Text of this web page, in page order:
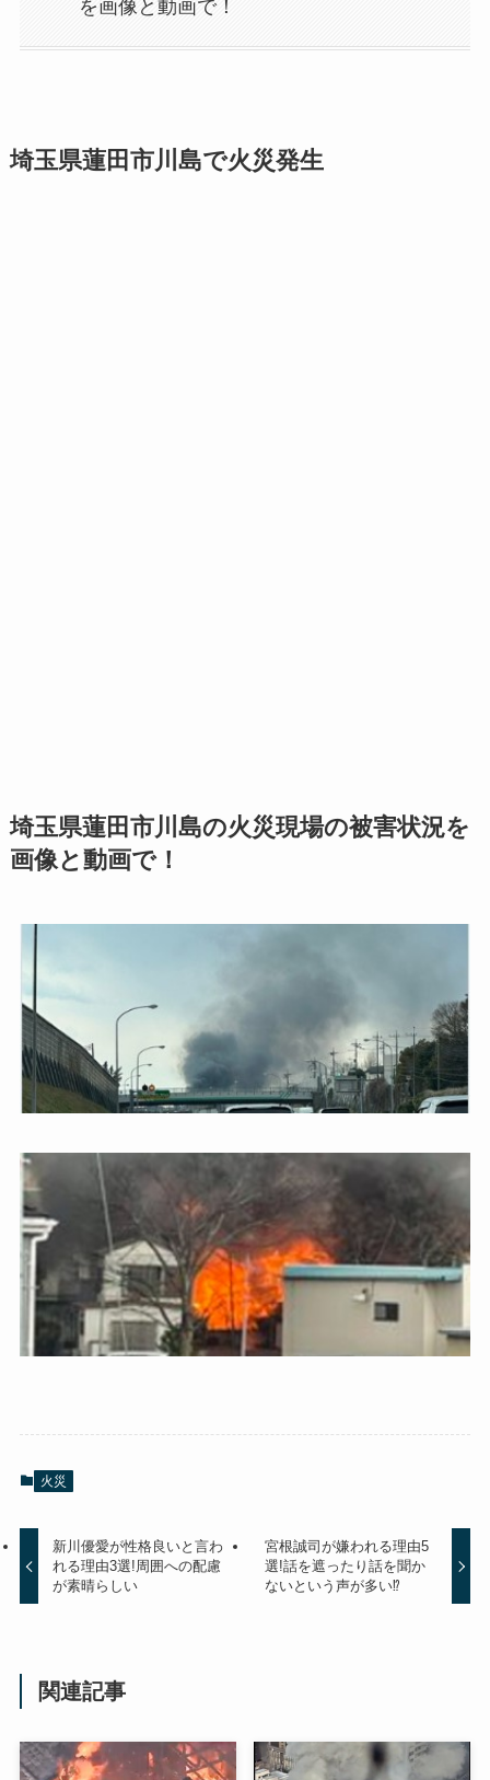
を画像と動画で！
埼玉県蓮田市川島で火災発生
埼玉県蓮田市川島の火災現場の被害状況を
画像と動画で！
火災
新川優愛が性格良いと言わ
れる理由3選!周囲への配慮
が素晴らしい
宮根誠司が嫌われる理由5
選!話を遮ったり話を聞か
ないという声が多い⁉
関連記事